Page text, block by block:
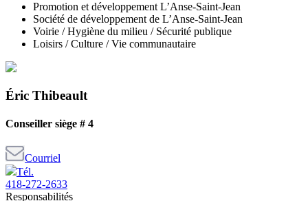
Promotion et développement L’Anse-Saint-Jean
Société de développement de L’Anse-Saint-Jean
Voirie / Hygiène du milieu / Sécurité publique
Loisirs / Culture / Vie communautaire
Éric Thibeault
Conseiller siège # 4
Courriel
Tél.
418-272-2633
Responsabilités